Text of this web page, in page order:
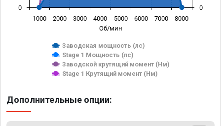
Об/мин
Заводская мощность (лс)
Stage 1 Мощность (лс)
Заводской крутящий момент (Нм)
Stage 1 Крутящий момент (Нм)
1000 2000 3000 4000 5000 6000 7000 8000
0 0
Дополнительные опции: